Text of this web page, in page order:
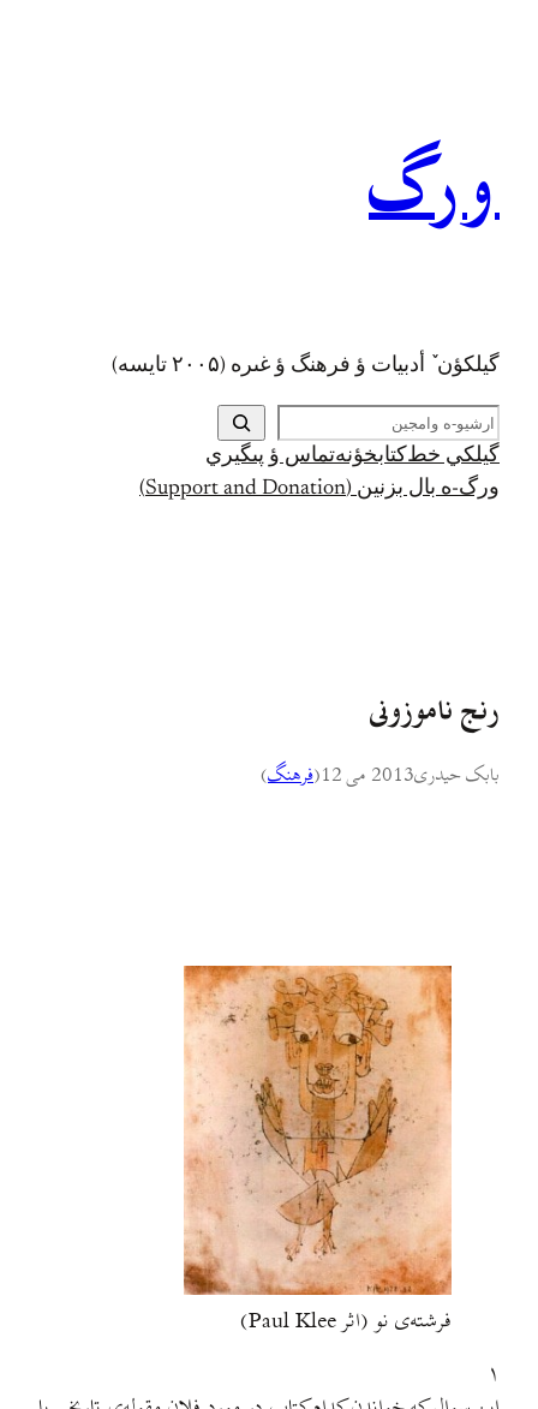
ورگ
گيلکؤن ٚ أدبیات ؤ فرهنگ ؤ غىره (۲۰۰۵ تايسه)
ج
س
ت
ج
گيلکي خط کتابخؤنهتماس ؤ پىگيري
ورگ-ه بال بزنين (Support and Donation)
رنج ناموزونی
بابک حیدری2013 می 12 (فرهنگ)
فرشته‌ی نو (اثر Paul Klee)
۱